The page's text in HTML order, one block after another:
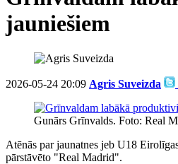
jauniešiem
2026-05-24 20:09 Agris Suveizda
Gunārs Grīnvalds. Foto: Real
Atēnās par jaunatnes jeb U18
pārstāvēto "Real Madrid".